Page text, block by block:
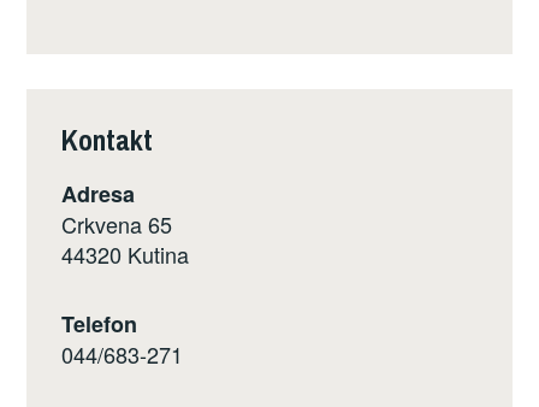
Kontakt
Adresa
Crkvena 65
44320 Kutina
Telefon
044/683-271